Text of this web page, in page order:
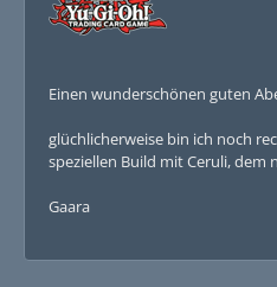
Einen wunderschönen guten
glüchlicherweise bin ich noch
speziellen Build mit Ceruli,
Gaara